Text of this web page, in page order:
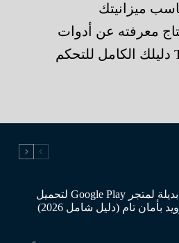
ميزانيتك
معرفته عن أدوات
الفيديو في TinyWow دليلك الكامل للتحكم
أفضل متاجر بديلة لمتجر Google Play لتحميل
بأمان تام (دليل شامل 2026)